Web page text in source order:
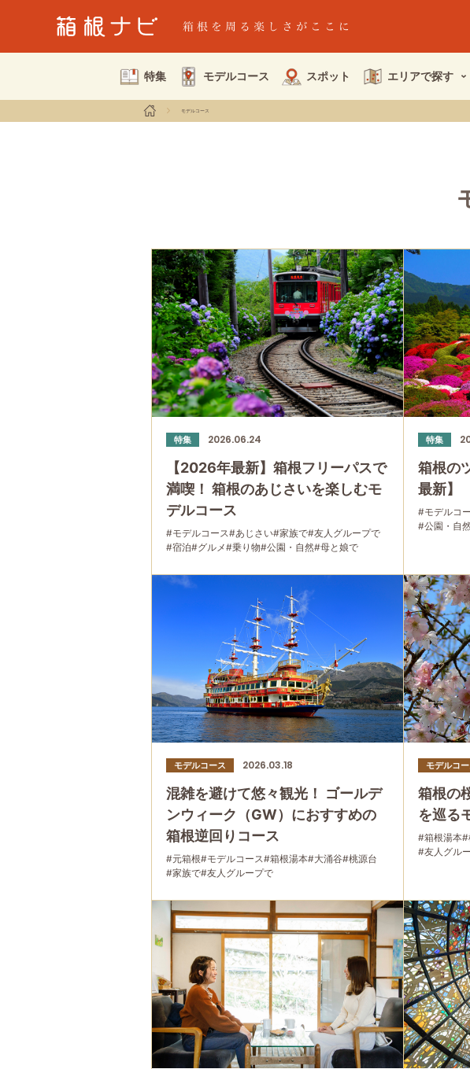
特集 モデルコース スポット エリアで探す
モデルコース
特集 2026.06.24
【2026年最新】箱根フリーパスで
満喫！ 箱根のあじさいを楽しむモ
デルコース
#モデルコース#あじさい#家族で#友人グループで
#宿泊#グルメ#乗り物#公園・自然#母と娘で
特集
箱根の
最新】
#モデルコ
#公園・自
モデルコース 2026.03.18
混雑を避けて悠々観光！ ゴールデ
ンウィーク（GW）におすすめの
箱根逆回りコース
#元箱根#モデルコース#箱根湯本#大涌谷#桃源台
#家族で#友人グループで
モデルコ
箱根の
を巡る
#箱根湯本#
#友人グル